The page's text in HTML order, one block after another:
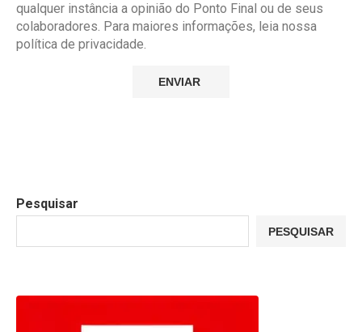
qualquer instância a opinião do Ponto Final ou de seus
colaboradores. Para maiores informações, leia nossa
política de privacidade.
Pesquisar
PESQUISAR